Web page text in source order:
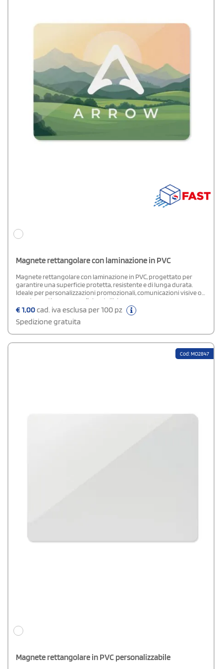
Magnete rettangolare con laminazione in PVC
Magnete rettangolare con laminazione in PVC, progettato per
garantire una superficie protetta, resistente e di lunga durata.
Ideale per personalizzazioni promozionali, comunicazioni visive o
uso decorativo su superfici metalliche.
€1,00cad. iva esclusa per 100 pz
Spedizione gratuita
Cod: MO2847
Magnete rettangolare in PVC personalizzabile